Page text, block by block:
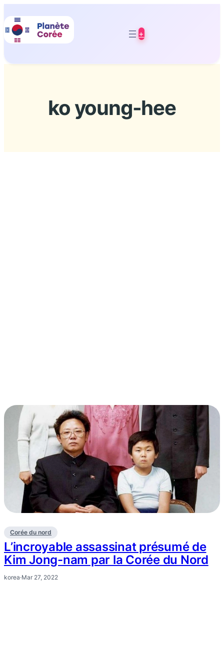
au
contenu
+
ko young-hee
Corée du nord
L’incroyable assassinat présumé de
Kim Jong-nam par la Corée du Nord
korea·Mar 27, 2022